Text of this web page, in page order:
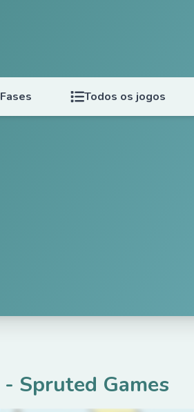
Fases Todos os jogos
- Spruted Games